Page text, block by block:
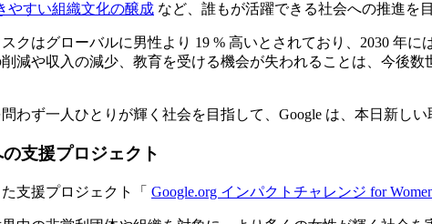
やすい組織文化の醸成 など、誰もが活躍できる社会への推進を
クはグローバルに男性より 19 % 高いとされており、2030 年
減や収入の減少、教育を受ける機会が失われることは、今後
わず一人ひとりが輝く社会を目指して、Google は、本日新し
支援プロジェクト
支援プロジェクト「 Google.org インパクトチャレンジ for